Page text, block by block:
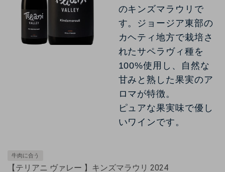
のキンズマラウリで
す。 ジョージア東部の
カヘティ地方で栽培さ
れたサペラヴィ種を
100%使用し、自然な
甘みと熟した果実のア
ロマが特徴。
ピュアな果実味で優し
いワインです。
牛肉に合う
【テリアニ ヴァレー 】キンズマラウリ 2024